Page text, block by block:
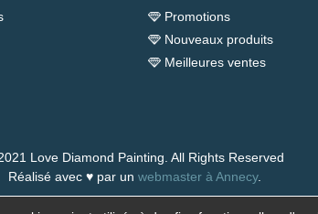
Promotions
Nouveaux produits
Meilleures ventes
Love Diamond Painting. All Rights Reserved
Réalisé avec ♥ par un webmaster à Annecy.